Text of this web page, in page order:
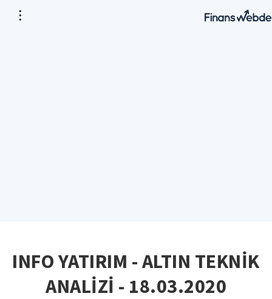
INFO YATIRIM - ALTIN TEKNİK
ANALİZİ - 18.03.2020